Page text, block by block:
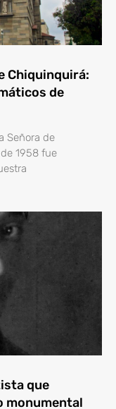
Chiquinquirá:
de
Señora de
1958 fue
que
monumental